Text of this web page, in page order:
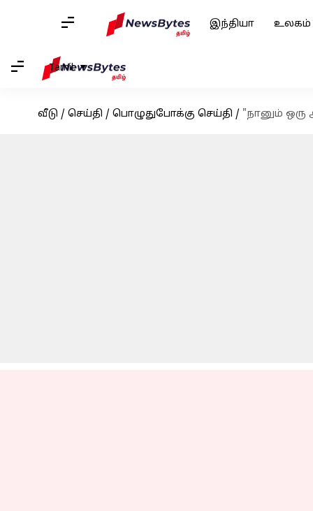
இந்தியா உலகம்
Tamil
வீடு / செய்தி / பொழுதுபோக்கு செய்தி / "நானும்